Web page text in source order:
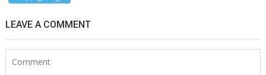
LEAVE A COMMENT